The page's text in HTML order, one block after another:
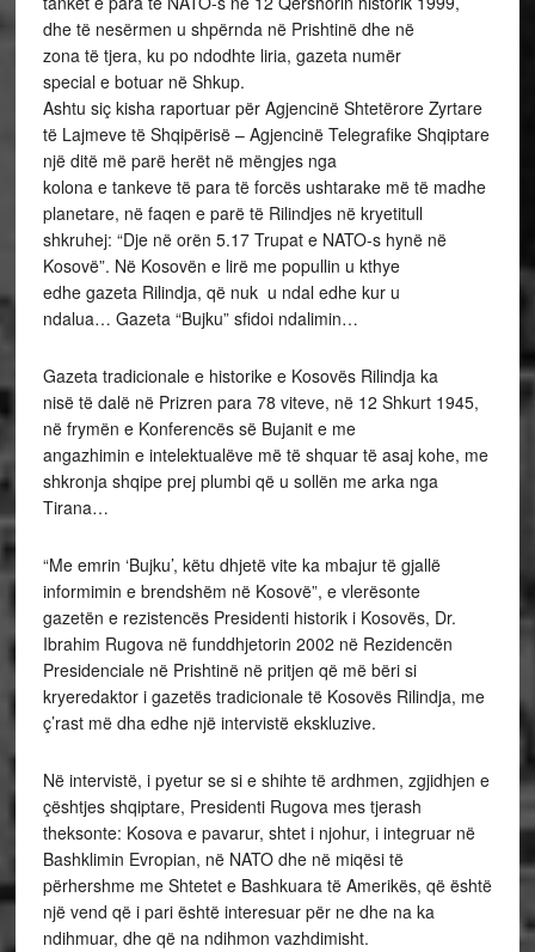
dhe të nesërmen u shpërnda në Prishtinë dhe në
zona të tjera, ku po ndodhte liria, gazeta numër
special e botuar në Shkup.
Ashtu siç kisha raportuar për Agjencinë Shtetërore Zyrtare
të Lajmeve të Shqipërisë – Agjencinë Telegrafike Shqiptare
një ditë më parë herët në mëngjes nga
kolona e tankeve të para të forcës ushtarake më të madhe
planetare, në faqen e parë të Rilindjes në kryetitull
shkruhej: “Dje në orën 5.17 Trupat e NATO-s hynë në
Kosovë”. Në Kosovën e lirë me popullin u kthye
edhe gazeta Rilindja, që nuk u ndal edhe kur u
ndalua… Gazeta “Bujku” sfidoi ndalimin…
Gazeta tradicionale e historike e Kosovës Rilindja ka
nisë të dalë në Prizren para 78 viteve, në 12 Shkurt 1945,
në frymën e Konferencës së Bujanit e me
angazhimin e intelektualëve më të shquar të asaj kohe, me
shkronja shqipe prej plumbi që u sollën me arka nga
Tirana…
“Me emrin ‘Bujku’, këtu dhjetë vite ka mbajur të gjallë
informimin e brendshëm në Kosovë”, e vlerësonte
gazetën e rezistencës Presidenti historik i Kosovës, Dr.
Ibrahim Rugova në funddhjetorin 2002 në Rezidencën
Presidenciale në Prishtinë në pritjen që më bëri si
kryeredaktor i gazetës tradicionale të Kosovës Rilindja, me
ç’rast më dha edhe një intervistë ekskluzive.
Në intervistë, i pyetur se si e shihte të ardhmen, zgjidhjen e
çështjes shqiptare, Presidenti Rugova mes tjerash
theksonte: Kosova e pavarur, shtet i njohur, i integruar në
Bashklimin Evropian, në NATO dhe në miqësi të
përhershme me Shtetet e Bashkuara të Amerikës, që është
një vend që i pari është interesuar për ne dhe na ka
ndihmuar, dhe që na ndihmon vazhdimisht.